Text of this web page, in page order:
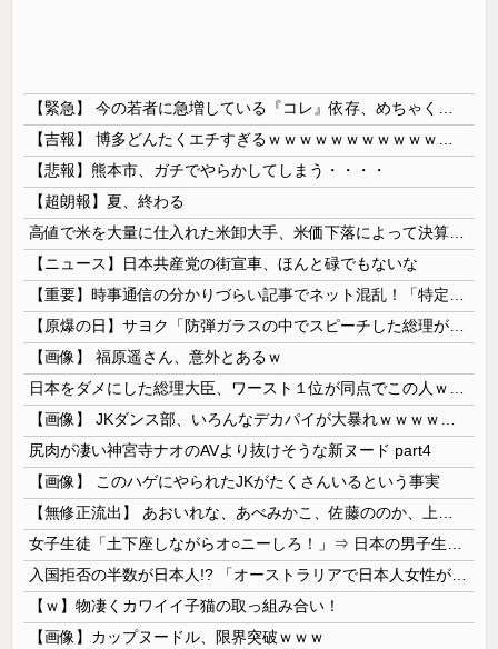
【緊急】 今の若者に急増している『コレ』依存、めちゃくちゃ深刻な模様w w w w w w w w w w
【吉報】 博多どんたくエチすぎるｗｗｗｗｗｗｗｗｗｗｗｗｗｗｗ
【悲報】熊本市、ガチでやらかしてしまう・・・・
【超朗報】夏、終わる
高値で米を大量に仕入れた米卸大手、米価下落によって決算が凄まじいことになっている模様
【ニュース】日本共産党の街宣車、ほんと碌でもないな
【重要】時事通信の分かりづらい記事でネット混乱！「特定技能2号に5年枠登場」を移民拡大と勘違いし反対パブコメが殺到 ※実際は3年で永住申請できた...
【原爆の日】サヨク「防弾ガラスの中でスピーチした総理がこれまでいたんだろうか。オバマ大統領でさえ、防弾ガラスなんてなかった！」→石破茂＆オバマ大...
【画像】 福原遥さん、意外とあるｗ
日本をダメにした総理大臣、ワースト１位が同点でこの人ｗｗｗｗｗｗ
【画像】 JKダンス部、いろんなデカパイが大暴れｗｗｗｗｗｗｗ
尻肉が凄い神宮寺ナオのAVより抜けそうな新ヌード part4
【画像】 このハゲにやられたJKがたくさんいるという事実
【無修正流出】 あおいれな、あべみかこ、佐藤ののか、上川星空、美園和花！人気女優5人のマ●コが高画質で丸見えに！
女子生徒「土下座しながらオ○ニーしろ！」⇒ 日本の男子生徒への性的いじめ動画がエ□すぎる
入国拒否の半数が日本人!? 「オーストラリアで日本人女性が売春」
【ｗ】物凄くカワイイ子猫の取っ組み合い！
【画像】カップヌードル、限界突破ｗｗｗ